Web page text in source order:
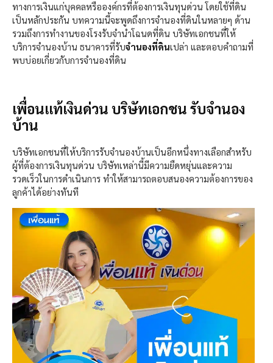
ทางการเงินแก่บุคคลหรือองค์กรที่ต้องการเงินทุนด่วนโดยใช้ที่ดิน
เป็นหลักประกัน บทความนี้จะพูดถึงการจำนองที่ดินในหลายๆ ด้าน
รวมถึงการทำงานของโรงรับจำนำโฉนดที่ดิน บริษัทเอกชนที่ให้
บริการจำนองบ้าน ธนาคารที่รับจำนองที่ดินเปล่า และตอบคำถามที่
พบบ่อยเกี่ยวกับการจำนองที่ดิน
เพื่อนแท้เงินด่วน บริษัทเอกชน รับจำนอง
บ้าน
บริษัทเอกชนที่ให้บริการรับจำนองบ้านเป็นอีกหนึ่งทางเลือกสำหรับ
ผู้ที่ต้องการเงินทุนด่วน บริษัทเหล่านี้มีความยืดหยุ่นและความ
รวดเร็วในการดำเนินการ ทำให้สามารถตอบสนองความต้องการของ
ลูกค้าได้อย่างทันที